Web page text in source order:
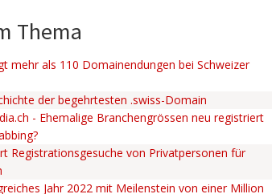
Thema
mehr als 110 Domainendungen bei Schweizer
der begehrtesten .swiss-Domain
- Ehemalige Branchengrössen neu registriert
Registrationsgesuche von Privatpersonen für
Jahr 2022 mit Meilenstein von einer Million